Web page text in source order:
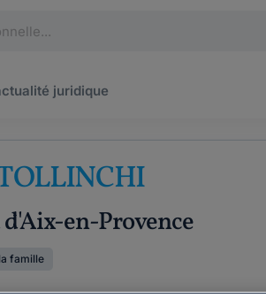
juridique
en-Provence
famille